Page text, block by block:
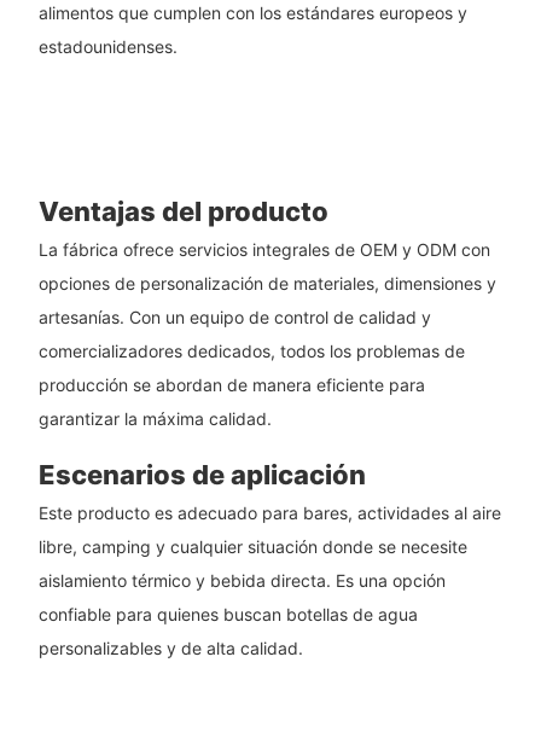
alimentos que cumplen con los estándares europeos y
estadounidenses.
Ventajas del producto
La fábrica ofrece servicios integrales de OEM y ODM con
opciones de personalización de materiales, dimensiones y
artesanías. Con un equipo de control de calidad y
comercializadores dedicados, todos los problemas de
producción se abordan de manera eficiente para
garantizar la máxima calidad.
Escenarios de aplicación
Este producto es adecuado para bares, actividades al aire
libre, camping y cualquier situación donde se necesite
aislamiento térmico y bebida directa. Es una opción
confiable para quienes buscan botellas de agua
personalizables y de alta calidad.